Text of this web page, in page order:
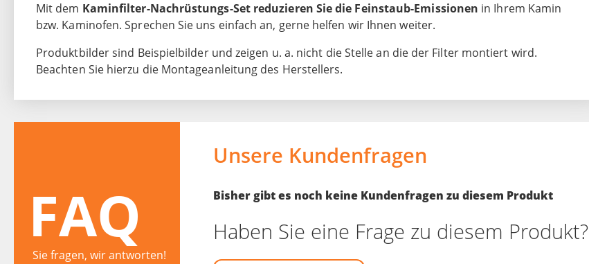
Mit dem Kaminfilter-Nachrüstungs-Set reduzieren Sie die Feinstaub-Emissionen in Ihrem Kamin
bzw. Kaminofen. Sprechen Sie uns einfach an, gerne helfen wir Ihnen weiter.
Produktbilder sind Beispielbilder und zeigen u. a. nicht die Stelle an die der Filter montiert wird.
Beachten Sie hierzu die Montageanleitung des Herstellers.
FAQ
Sie fragen, wir antworten!
Unsere Kundenfragen
Bisher gibt es noch keine Kundenfragen zu diesem Produkt
Haben Sie eine Frage zu diesem Produkt?